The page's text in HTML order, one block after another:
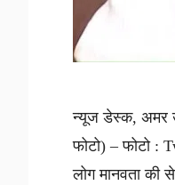
न्यूज डेस्क, अमर
फोटो) – फोटो
लोग मानवता